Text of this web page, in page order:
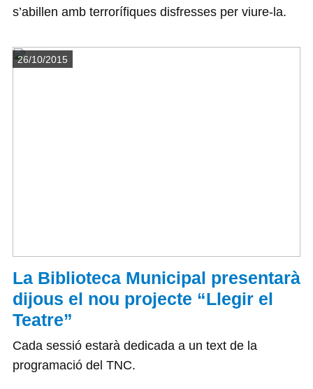
s’abillen amb terrorífiques disfresses per viure-la.
La Biblioteca Municipal presentarà
dijous el nou projecte “Llegir el
Teatre”
Detalls
26/10/2015
Cada sessió estarà dedicada a un text de la
programació del TNC.